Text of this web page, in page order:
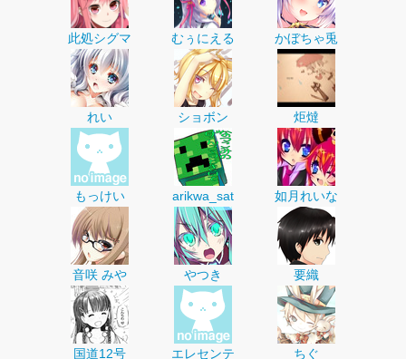
此処シグマ むぅにえる かぼちゃ兎
れい ショボン 炬燵
もっけい arikwa_sat 如月れいな
音咲 みや やつき 要織
国道12号 エレセンテ ちぐ